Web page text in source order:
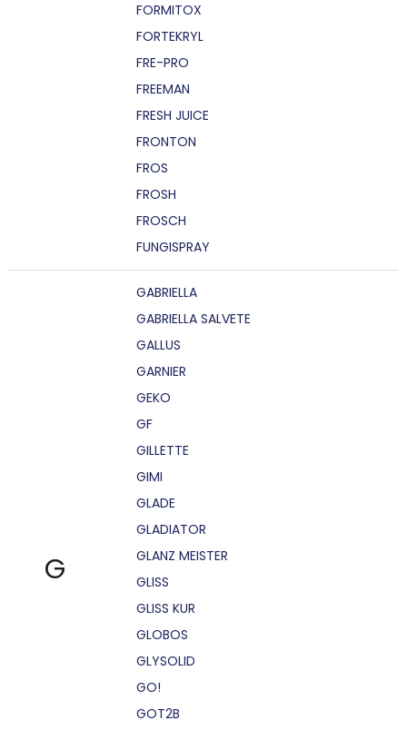
FORMITOX
FORTEKRYL
FRE-PRO
FREEMAN
FRESH JUICE
FRONTON
FROS
FROSH
FROSCH
FUNGISPRAY
G
GABRIELLA
GABRIELLA SALVETE
GALLUS
GARNIER
GEKO
GF
GILLETTE
GIMI
GLADE
GLADIATOR
GLANZ MEISTER
GLISS
GLISS KUR
GLOBOS
GLYSOLID
GO!
GOT2B